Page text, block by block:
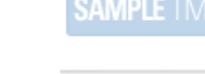
[2022] L&S LOCK / 모션그래